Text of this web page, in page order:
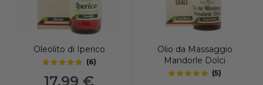
Oleolito di Iperico
(6)
17,99 €
Olio da Massaggio
Mandorle Dolci
(5)